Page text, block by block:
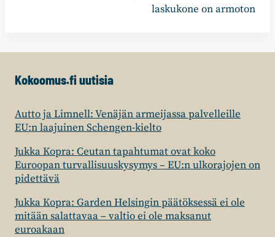
laskukone on armoton
Kokoomus.fi uutisia
Autto ja Limnell: Venäjän armeijassa palvelleille
EU:n laajuinen Schengen-kielto
Jukka Kopra: Ceutan tapahtumat ovat koko
Euroopan turvallisuuskysymys – EU:n ulkorajojen on
pidettävä
Jukka Kopra: Garden Helsingin päätöksessä ei ole
mitään salattavaa – valtio ei ole maksanut
euroakaan